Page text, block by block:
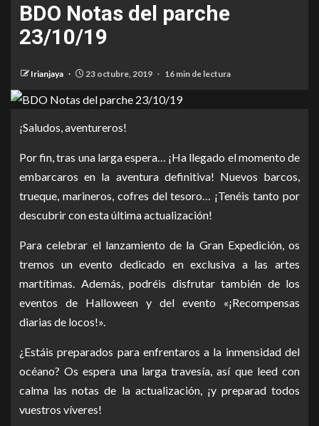
BDO Notas del parche
23/10/19
Irianjaya 23 octubre, 2019 16 min de lectura
¡Saludos, aventureros!
Por fin, tras una larga espera… ¡Ha llegado el momento de
embarcaros en la aventura definitiva! Nuevos barcos,
trueque, marineros, cofres del tesoro… ¡Tenéis tanto por
descubrir con esta última actualización!
Para celebrar el lanzamiento de la Gran Expedición, os
tremos un evento dedicado en exclusiva a las artes
martítimas. Además, podréis disfrutar también de los
eventos de Halloween y del evento «¡Recompensas
diarias de locos!».
¿Estáis preparados para enfrentaros a la inmensidad del
océano? Os espera una larga travesía, así que leed con
calma las notas de la actualización, ¡y preparad todos
vuestros víveres!